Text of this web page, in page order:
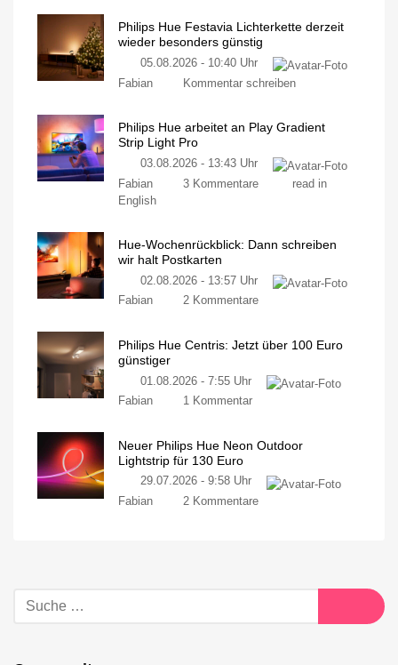
Philips Hue Festavia Lichterkette derzeit
wieder besonders günstig
05.08.2026 - 10:40 Uhr
Fabian
Kommentar schreiben
Philips Hue arbeitet an Play Gradient
Strip Light Pro
03.08.2026 - 13:43 Uhr
Fabian
3 Kommentare
read in
English
Hue-Wochenrückblick: Dann schreiben
wir halt Postkarten
02.08.2026 - 13:57 Uhr
Fabian
2 Kommentare
Philips Hue Centris: Jetzt über 100 Euro
günstiger
01.08.2026 - 7:55 Uhr
Fabian
1 Kommentar
Neuer Philips Hue Neon Outdoor
Lightstrip für 130 Euro
29.07.2026 - 9:58 Uhr
Fabian
2 Kommentare